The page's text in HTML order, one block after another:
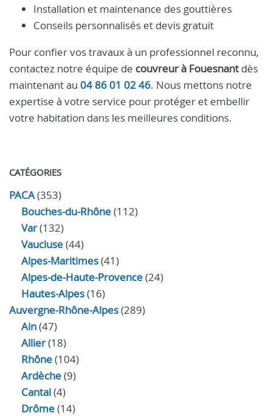
Installation et maintenance des gouttières
Conseils personnalisés et devis gratuit
Pour confier vos travaux à un professionnel reconnu,
contactez notre équipe de couvreur à Fouesnantdès
maintenant au 04 86 01 02 46. Nous mettons notre
expertise à votre service pour protéger et embellir
votre habitation dans les meilleures conditions.
CATÉGORIES
PACA(353)
Bouches-du-Rhône(112)
Var(132)
Vaucluse(44)
Alpes-Maritimes(41)
Alpes-de-Haute-Provence(24)
Hautes-Alpes(16)
Auvergne-Rhône-Alpes(289)
Ain(47)
Allier(18)
Rhône(104)
Ardèche(9)
Cantal(4)
Drôme(14)